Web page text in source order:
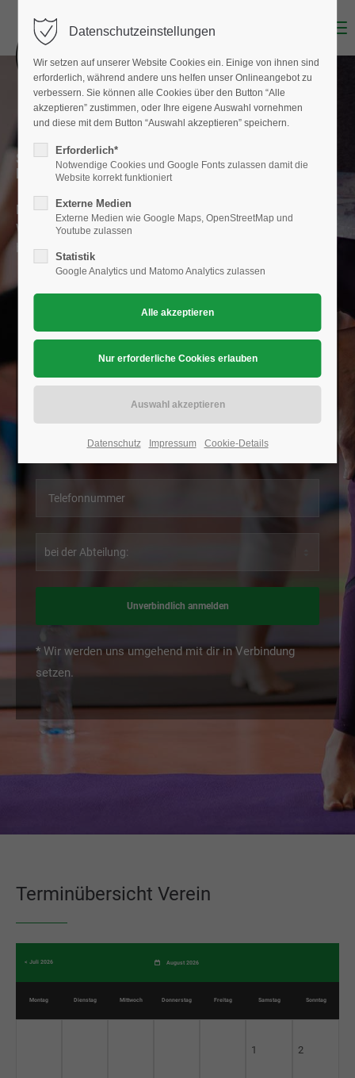
SPORT IM VEREIN MACHT SPASS UND FÖRDERT
DEINE GESUNDHEIT
Melde dich bei uns an oder nimm Kontakt mit uns auf.
Wir freuen uns dich als Mitglied in unserem Verein
begrüßen zu dürfen.
WERDE EIN TEIL VON UNS
Unverbindlich anmelden
* Wir werden uns umgehend mit dir in Verbindung
setzen.
Terminübersicht Verein
< Juli 2026 August 2026
Montag Di enstag Mi ttwoch Donnerstag Freitag Samstag Sonntag
1 2
Datenschutzeinstellungen
Wir setzen auf unserer Website Cookies ein. Einige von ihnen sind
erforderlich, während andere uns helfen unser Onlineangebot zu
verbessern. Sie können alle Cookies über den Button “Alle
akzeptieren” zustimmen, oder Ihre eigene Auswahl vornehmen
und diese mit dem Button “Auswahl akzeptieren” speichern.
Erforderlich*
Notwendige Cookies und Google Fonts zulassen damit die
Website korrekt funktioniert
Externe Medien
Externe Medien wie Google Maps, OpenStreetMap und
Youtube zulassen
Statistik
Google Analytics und Matomo Analytics zulassen
Datenschutz Impressum Cookie-Details